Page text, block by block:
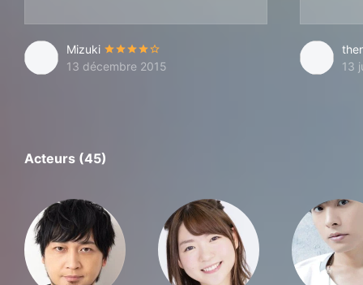
Mizuki
13 décembre 2015
13
Acteurs (45)